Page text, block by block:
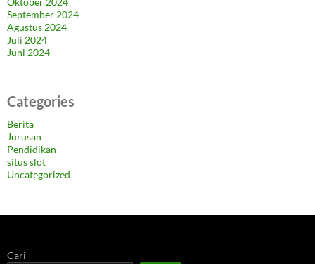
September 2024
Agustus 2024
Juli 2024
Juni 2024
Categories
Berita
Jurusan
Pendidikan
situs slot
Uncategorized
Cari